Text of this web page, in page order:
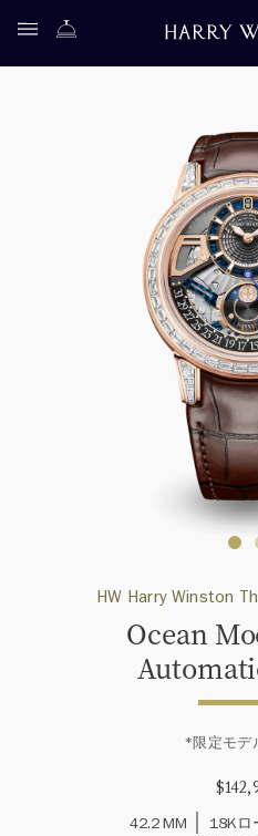
HW Harry Winston
Ocean
*限定モデ
42.2 MM
18Kロ